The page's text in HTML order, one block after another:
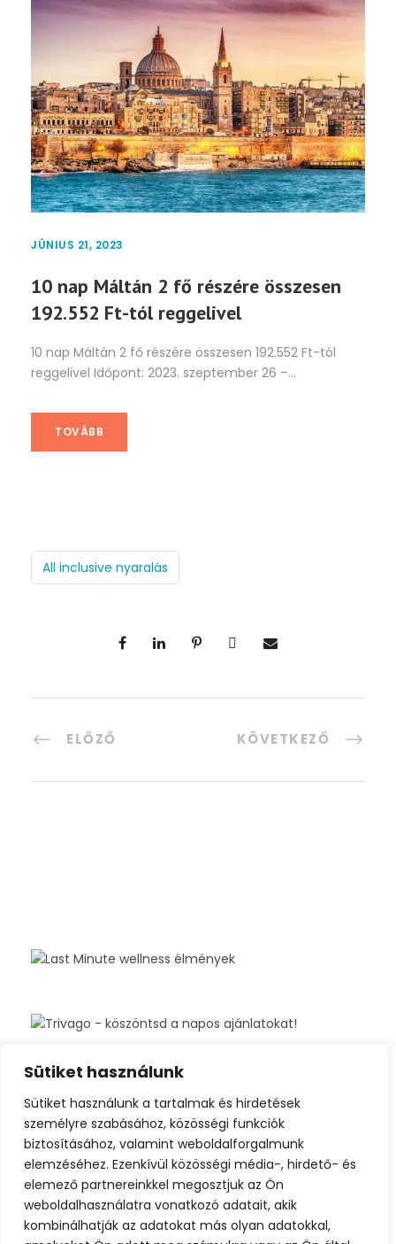
Sütiket használunk
Sütiket használunk a tartalmak és hirdetések
személyre szabásához, közösségi funkciók
biztosításához, valamint weboldalforgalmunk
elemzéséhez. Ezenkívül közösségi média-, hirdető- és
elemező partnereinkkel megosztjuk az Ön
weboldalhasználatra vonatkozó adatait, akik
kombinálhatják az adatokat más olyan adatokkal,
JÚNIUS 21, 2023
10 nap Máltán 2 fő részére összesen
192.552 Ft-tól reggelivel
10 nap Máltán 2 fő részére összesen 192.552 Ft-tól
reggelivel Időpont: 2023. szeptember 26 –...
TOVÁBB
All inclusive nyaralás
ELŐZŐ KÖVETKEZŐ